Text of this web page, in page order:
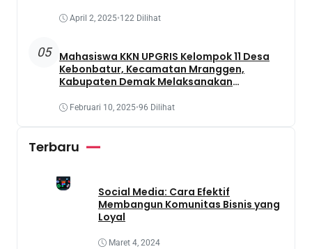
April 2, 2025•122 Dilihat
05
Mahasiswa KKN UPGRIS Kelompok 11 Desa
Kebonbatur, Kecamatan Mranggen,
Kabupaten Demak Melaksanakan
Memanfaatkan Lahan Yang Terbengkalai
Februari 10, 2025•96 Dilihat
Terbaru
Social Media: Cara Efektif
Membangun Komunitas Bisnis yang
Loyal
Maret 4, 2024